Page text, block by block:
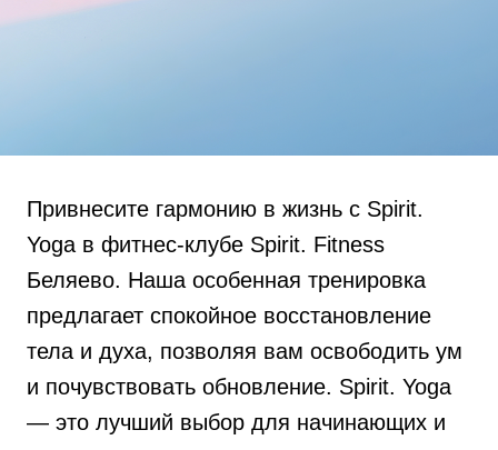
Привнесите гармонию в жизнь с Spirit.
Yoga в фитнес-клубе Spirit. Fitness
Беляево. Наша особенная тренировка
предлагает спокойное восстановление
тела и духа, позволяя вам освободить ум
и почувствовать обновление. Spirit. Yoga
— это лучший выбор для начинающих и